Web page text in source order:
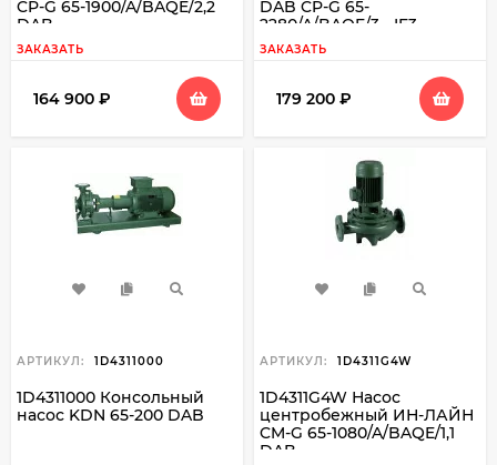
CP-G 65-1900/A/BAQE/2,2
DAB
ЗАКАЗАТЬ
164 900 ₽
DAB CP-G 65-
2280/A/BAQE/3 - IE3
ЗАКАЗАТЬ
179 200 ₽
АРТИКУЛ: 1D4311000
1D4311000 Консольный
насос KDN 65-200 DAB
АРТИКУЛ: 1D4311G4W
1D4311G4W Насос
центробежный ИН-ЛАЙН
CM-G 65-1080/A/BAQE/1,1
DAB